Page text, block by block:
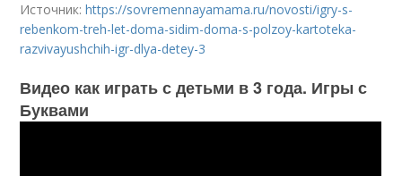
Источник:https://sovremennayamama.ru/novosti/igry-s-
rebenkom-treh-let-doma-sidim-doma-s-polzoy-kartoteka-
razvivayushchih-igr-dlya-detey-3
Видео как играть с детьми в 3 года. Игры с
Буквами